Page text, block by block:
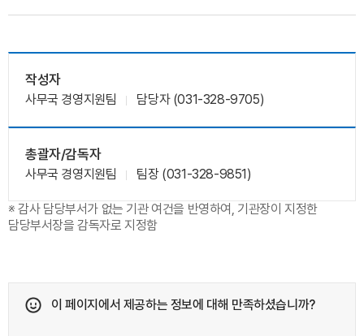
작성자
사무국 경영지원팀 담당자 (031-328-9705)
총괄자/감독자
사무국 경영지원팀 팀장 (031-328-9851)
※ 감사 담당부서가 없는 기관 여건을 반영하여, 기관장이 지정한
담당부서장을 감독자로 지정함
이 페이지에서 제공하는 정보에 대해 만족하셨습니까?